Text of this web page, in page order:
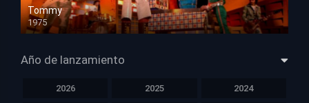
Tommy
1975
HD 1080p
Año de lanzamiento
2026 2025 2024